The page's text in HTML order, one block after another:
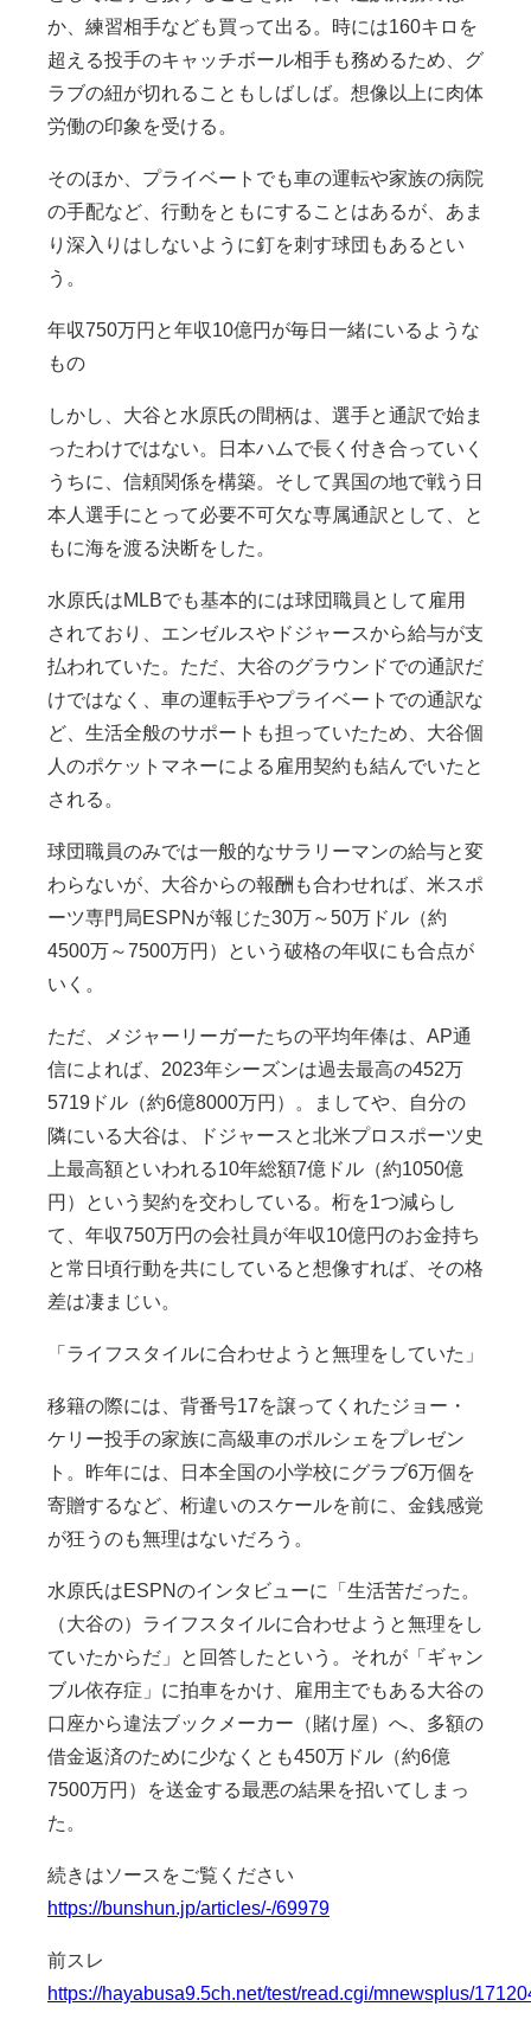
か、練習相手なども買って出る。時には160キロを
超える投手のキャッチボール相手も務めるため、グ
ラブの紐が切れることもしばしば。想像以上に肉体
労働の印象を受ける。
そのほか、プライベートでも車の運転や家族の病院
の手配など、行動をともにすることはあるが、あま
り深入りはしないように釘を刺す球団もあるとい
う。
年収750万円と年収10億円が毎日一緒にいるような
もの
しかし、大谷と水原氏の間柄は、選手と通訳で始ま
ったわけではない。日本ハムで長く付き合っていく
うちに、信頼関係を構築。そして異国の地で戦う日
本人選手にとって必要不可欠な専属通訳として、と
もに海を渡る決断をした。
水原氏はMLBでも基本的には球団職員として雇用
されており、エンゼルスやドジャースから給与が支
払われていた。ただ、大谷のグラウンドでの通訳だ
けではなく、車の運転手やプライベートでの通訳な
ど、生活全般のサポートも担っていたため、大谷個
人のポケットマネーによる雇用契約も結んでいたと
される。
球団職員のみでは一般的なサラリーマンの給与と変
わらないが、大谷からの報酬も合わせれば、米スポ
ーツ専門局ESPNが報じた30万～50万ドル（約
4500万～7500万円）という破格の年収にも合点が
いく。
ただ、メジャーリーガーたちの平均年俸は、AP通
信によれば、2023年シーズンは過去最高の452万
5719ドル（約6億8000万円）。ましてや、自分の
隣にいる大谷は、ドジャースと北米プロスポーツ史
上最高額といわれる10年総額7億ドル（約1050億
円）という契約を交わしている。桁を1つ減らし
て、年収750万円の会社員が年収10億円のお金持ち
と常日頃行動を共にしていると想像すれば、その格
差は凄まじい。
「ライフスタイルに合わせようと無理をしていた」
移籍の際には、背番号17を譲ってくれたジョー・
ケリー投手の家族に高級車のポルシェをプレゼン
ト。昨年には、日本全国の小学校にグラブ6万個を
寄贈するなど、桁違いのスケールを前に、金銭感覚
が狂うのも無理はないだろう。
水原氏はESPNのインタビューに「生活苦だった。
（大谷の）ライフスタイルに合わせようと無理をし
ていたからだ」と回答したという。それが「ギャン
ブル依存症」に拍車をかけ、雇用主でもある大谷の
口座から違法ブックメーカー（賭け屋）へ、多額の
借金返済のために少なくとも450万ドル（約6億
7500万円）を送金する最悪の結果を招いてしまっ
た。
続きはソースをご覧ください
https://bunshun.jp/articles/-/69979
前スレ
https://hayabusa9.5ch.net/test/read.cgi/mnewsplus/